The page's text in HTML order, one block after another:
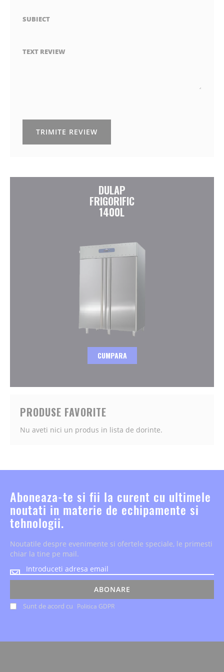
SUBIECT
TEXT REVIEW
TRIMITE REVIEW
DULAP
FRIGORIFIC
1400L
CUMPARA
PRODUSE FAVORITE
Nu aveti nici un produs in lista de dorinte.
Aboneaza-te si fii la curent cu ultimele
noutati in materie de echipamente si
tehnologii.
Noutatile despre evenimente si ofertele speciale, le primesti
chiar la tine pe mail.
Noutatile
despre
si
oferteleSunt de acord cu Politica GDPR
ABONARE